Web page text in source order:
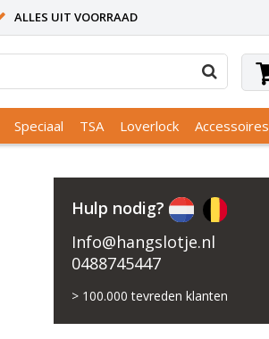
ALLES UIT VOORRAAD
Speciaal TSA Loverlock Accessoires
Hulp nodig?
Info@hangslotje.nl
0488745447
> 100.000 tevreden klanten